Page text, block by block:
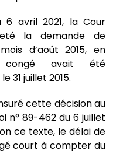
avril 2021, la Cour
la demande de
d’août 2015, en
avait été
31 juillet 2015.
cette décision au
n° 89-462 du 6 juillet
ce texte, le délai de
court à compter du